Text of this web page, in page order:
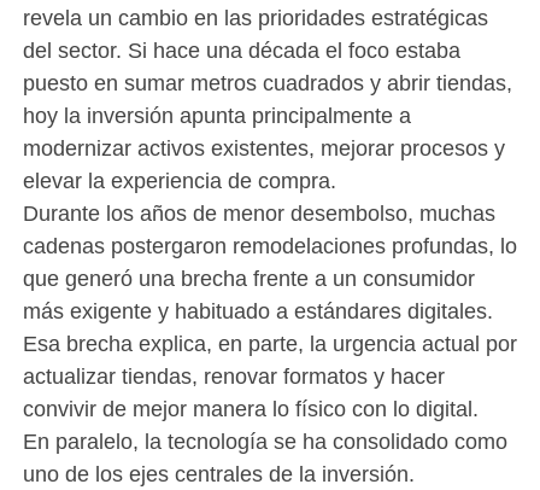
revela un cambio en las prioridades estratégicas
del sector. Si hace una década el foco estaba
puesto en sumar metros cuadrados y abrir tiendas,
hoy la inversión apunta principalmente a
modernizar activos existentes, mejorar procesos y
elevar la experiencia de compra.
Durante los años de menor desembolso, muchas
cadenas postergaron remodelaciones profundas, lo
que generó una brecha frente a un consumidor
más exigente y habituado a estándares digitales.
Esa brecha explica, en parte, la urgencia actual por
actualizar tiendas, renovar formatos y hacer
convivir de mejor manera lo físico con lo digital.
En paralelo, la tecnología se ha consolidado como
uno de los ejes centrales de la inversión.